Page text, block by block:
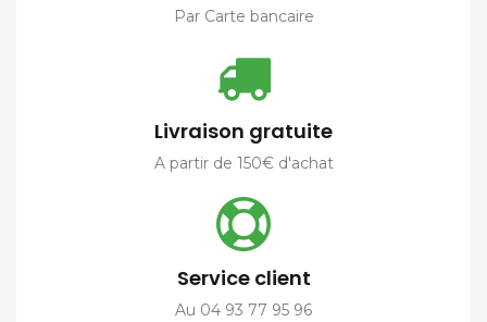
Par Carte bancaire
Livraison gratuite
A partir de 150€ d'achat
Service client
Au 04 93 77 95 96